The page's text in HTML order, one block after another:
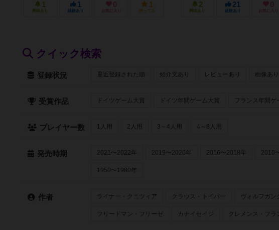
1
興味あり
1
経験あり
0
お気に入り
1
持ってる
2
興味あり
21
経験あり
0
お気に入り
クイック検索
登録状況 最近登録された順 紹介文あり レビューあり 画像あり
受賞作品 ドイツゲーム大賞 ドイツ年間ゲーム大賞 フランス年間ゲ
プレイヤー数 1人用 2人用 3～4人用 4～8人用
発売時期 2021〜2022年 2019〜2020年 2016〜2018年 2010
1950〜1980年
作者 ライナー・クニツィア クラウス・トイバー ヴォルフガ
フリードマン・フリーゼ カナイセイジ クレメンス・フラ